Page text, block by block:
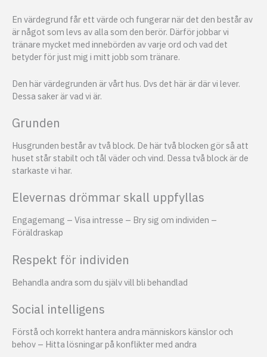
En värdegrund får ett värde och fungerar när det den består av
är något som levs av alla som den berör. Därför jobbar vi
tränare mycket med innebörden av varje ord och vad det
betyder för just mig i mitt jobb som tränare.
Den här värdegrunden är vårt hus. Dvs det här är där vi lever.
Dessa saker är vad vi är.
Grunden
Husgrunden består av två block. De här två blocken gör så att
huset står stabilt och tål väder och vind. Dessa två block är de
starkaste vi har.
Elevernas drömmar skall uppfyllas
Engagemang – Visa intresse – Bry sig om individen –
Föräldraskap
Respekt för individen
Behandla andra som du själv vill bli behandlad
Social intelligens
Förstå och korrekt hantera andra människors känslor och
behov – Hitta lösningar på konflikter med andra